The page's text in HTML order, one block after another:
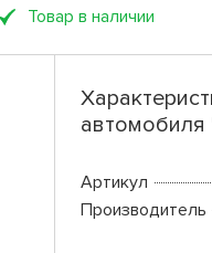
Товар в наличии
автомобиля
Артикул
Производитель